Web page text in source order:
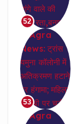
52
53